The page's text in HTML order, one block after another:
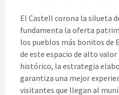
El Castell corona la silueta
fundamenta la oferta
los pueblos más bonitos de
de este espacio de alto
histórico, la estrategia
garantiza una mejor
visitantes que llegan al